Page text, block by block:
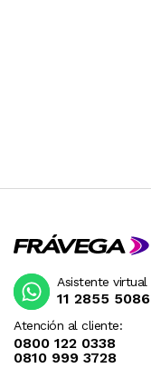
Atención al cliente:
0800 122 0338
0810 999 3728
Asistente virtual
11 2855 5086